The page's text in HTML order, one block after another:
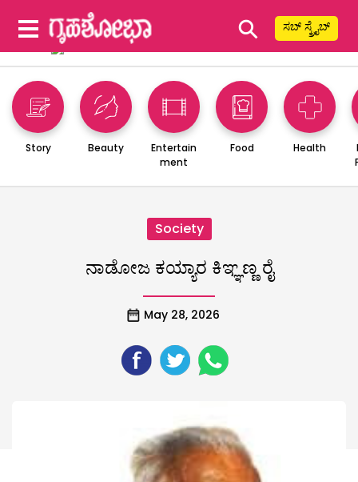
⚲ ಸಬ್ ಸ್ಕ್ರೈಬ್
Story Beauty
Entertain
ment
Food Health
Society
ನಾಡೋಜ ಕಯ್ಯಾರ ಕಿಞ್ಞಣ್ಣ ರೈ
May 28, 2026